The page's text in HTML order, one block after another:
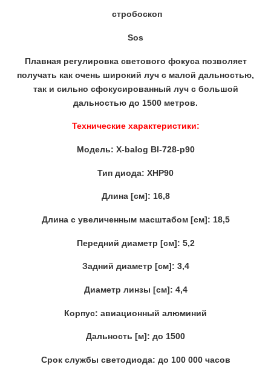
стробоскоп
Sos
Плавная регулировка светового фокуса позволяет
получать как очень широкий луч с малой дальностью,
так и сильно сфокусированный луч с большой
дальностью до 1500 метров.
Технические характеристики:
Модель: X-balog Bl-728-p90
Тип диода: XHP90
Длина [см]: 16,8
Длина с увеличенным масштабом [см]: 18,5
Передний диаметр [см]: 5,2
Задний диаметр [см]: 3,4
Диаметр линзы [см]: 4,4
Корпус: авиационный алюминий
Дальность [м]: до 1500
Срок службы светодиода: до 100 000 часов